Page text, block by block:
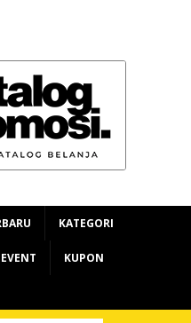
KATEGORI
EVENT KUPON